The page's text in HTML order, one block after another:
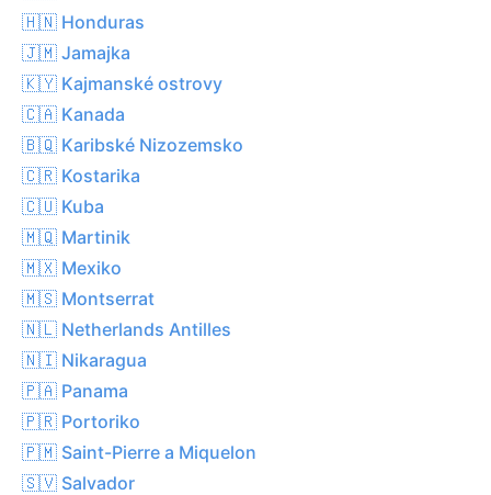
🇭🇳 Honduras
🇯🇲 Jamajka
🇰🇾 Kajmanské ostrovy
🇨🇦 Kanada
🇧🇶 Karibské Nizozemsko
🇨🇷 Kostarika
🇨🇺 Kuba
🇲🇶 Martinik
🇲🇽 Mexiko
🇲🇸 Montserrat
🇳🇱 Netherlands Antilles
🇳🇮 Nikaragua
🇵🇦 Panama
🇵🇷 Portoriko
🇵🇲 Saint-Pierre a Miquelon
🇸🇻 Salvador